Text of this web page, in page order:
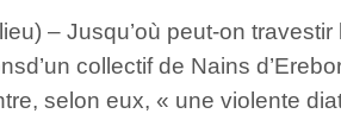
– Jusqu’où peut-on
collectif de Nains
selon eux, « une violente